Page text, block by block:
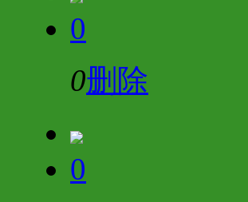
0
0删除
0